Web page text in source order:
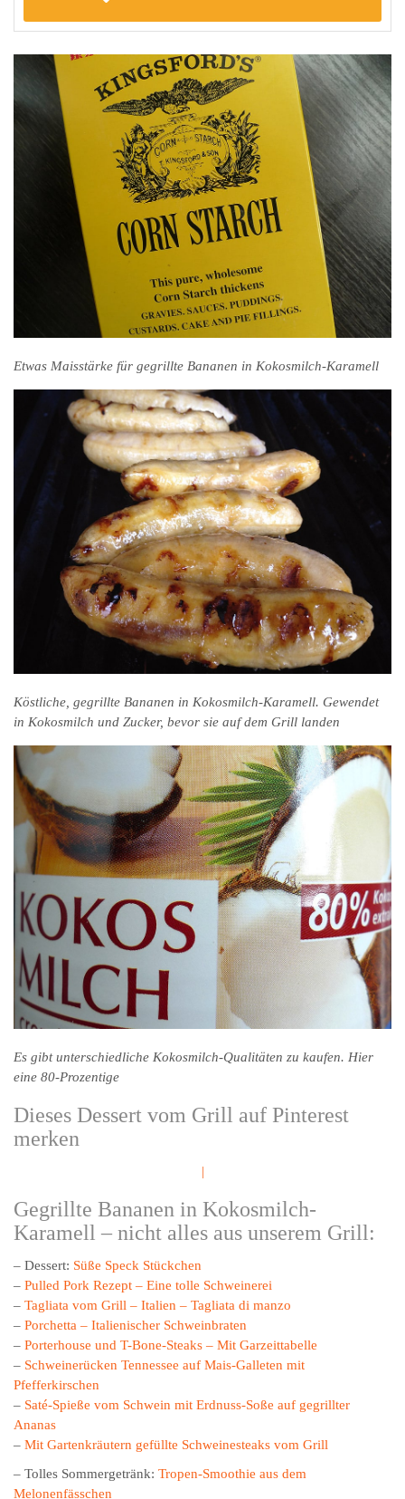
Etwas Maisstärke für gegrillte Bananen in Kokosmilch-Karamell
Köstliche, gegrillte Bananen in Kokosmilch-Karamell. Gewendet
in Kokosmilch und Zucker, bevor sie auf dem Grill landen
Es gibt unterschiedliche Kokosmilch-Qualitäten zu kaufen. Hier
eine 80-Prozentige
Dieses Dessert vom Grill auf Pinterest
merken
|
Gegrillte Bananen in Kokosmilch-
Karamell – nicht alles aus unserem Grill:
– Dessert: Süße Speck Stückchen
– Pulled Pork Rezept – Eine tolle Schweinerei
– Tagliata vom Grill – Italien – Tagliata di manzo
– Porchetta – Italienischer Schweinbraten
– Porterhouse und T-Bone-Steaks – Mit Garzeittabelle
– Schweinerücken Tennessee auf Mais-Galleten mit
Pfefferkirschen
– Saté-Spieße vom Schwein mit Erdnuss-Soße auf gegrillter
Ananas
– Mit Gartenkräutern gefüllte Schweinesteaks vom Grill
– Tolles Sommergetränk: Tropen-Smoothie aus dem
Melonenfässchen